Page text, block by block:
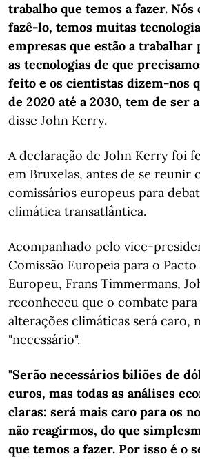
trabalho que temos a fazer. Nós
fazê-lo, temos muitas
empresas que estão a trabalhar
as tecnologias de que
feito e os cientistas dizem-nos
de 2020 até a 2030, tem de ser a
disse John Kerry.
A declaração de John Kerry foi
em Bruxelas, antes de se reunir
comissários europeus para
climática transatlântica.
Acompanhado pelo vice-
Comissão Europeia para o
Europeu, Frans Timmermans,
reconheceu que o combate
alterações climáticas será caro,
"necessário".
"Serão necessários biliões de
euros, mas todas as análises
claras: será mais caro para os
não reagirmos, do que
que temos a fazer. Por isso é o